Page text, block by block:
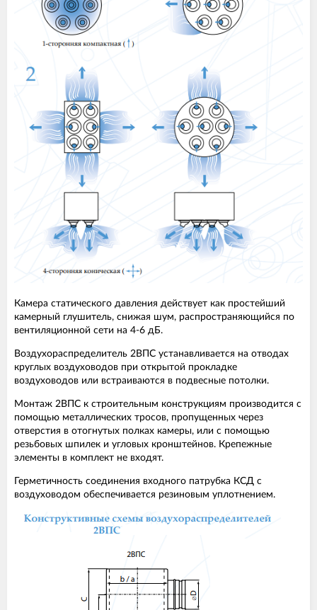
Камера статического давления действует как простейший
камерный глушитель, снижая шум, распространяющийся по
вентиляционной сети на 4-6 дБ.
Воздухораспределитель 2ВПС устанавливается на отводах
круглых воздуховодов при открытой прокладке
воздуховодов или встраиваются в подвесные потолки.
Монтаж 2ВПС к строительным конструкциям производится с
помощью металлических тросов, пропущенных через
отверстия в отогнутых полках камеры, или с помощью
резьбовых шпилек и угловых кронштейнов. Крепежные
элементы в комплект не входят.
Герметичность соединения входного патрубка КСД с
воздуховодом обеспечивается резиновым уплотнением.